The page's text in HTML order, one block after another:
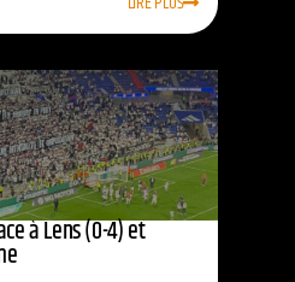
à Lens (0-4) et